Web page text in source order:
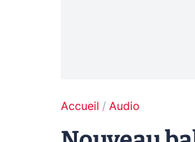
Accueil Audio